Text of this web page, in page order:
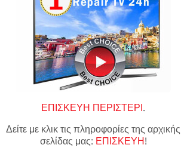
ΕΠΙΣΚΕΥΗ ΠΕΡΙΣΤΕΡΙ.
Δείτε με κλικ τις πληροφορίες της αρχικής
σελίδας μας: ΕΠΙΣΚΕΥΗ!